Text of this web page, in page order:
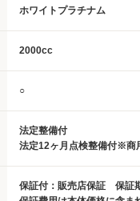
ホワイトプラチナム
2000cc
○
法定整備付
法定12ヶ月点検整備付※商
保証付：販売店保証 保証